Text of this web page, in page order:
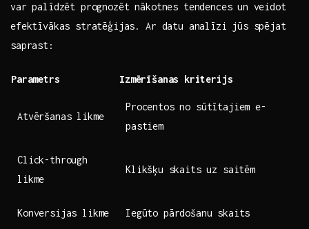
var palīdzēt prognozēt nākotnes tendences⁣ un veidot
‌efektīvākas stratēģijas. Ar datu ​analīzi jūs⁣ spējat
‍saprast:
Parametrs Izmērīšanas⁢ kriterijs
Atvēršanas‍ likme
Procentos no sūtītajiem e-
pastiem
Click-through
likme
Klikšķu ⁢skaits uz saitēm
Konversijas likme Iegūto‌ pārdošanu skaits